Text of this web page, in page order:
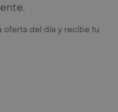
oferta del día y recibe tu